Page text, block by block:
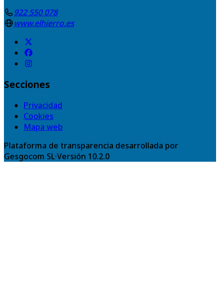
922 550 078
www.elhierro.es
Secciones
Privacidad
Cookies
Mapa web
Plataforma de transparencia desarrollada por
Gesgocom SL·Versión 10.2.0